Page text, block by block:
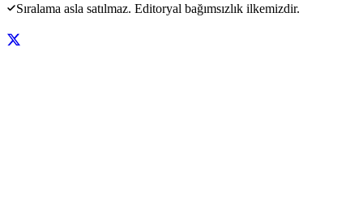
Sıralama asla satılmaz. Editoryal bağımsızlık ilkemizdir.